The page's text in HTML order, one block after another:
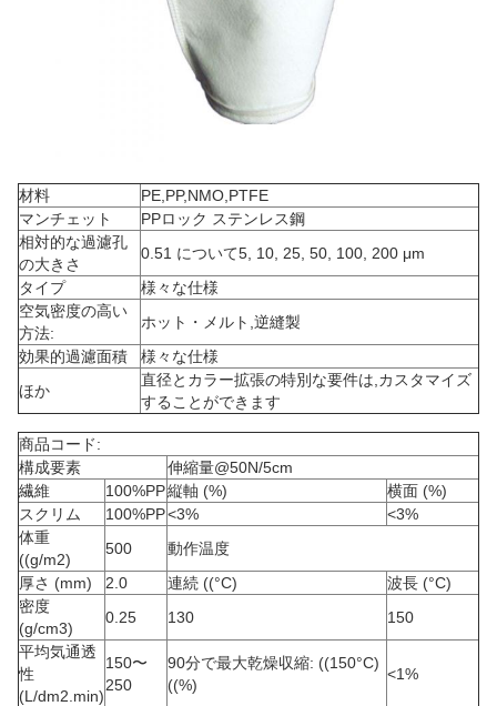
材料
PE,PP,NMO,PTFE
マンチェット
PPロック ステンレス鋼
相対的な過濾孔
の大きさ
0.51 について5, 10, 25, 50, 100, 200 μm
タイプ
様々な仕様
空気密度の高い
方法:
ホット・メルト,逆縫製
効果的過濾面積
様々な仕様
ほか
直径とカラー拡張の特別な要件は,カスタマイズ
することができます
商品コード:
構成要素
伸縮量@50N/5cm
繊維
100%PP縦軸 (%)
横面 (%)
スクリム
100%PP<3%
<3%
体重
((g/m2)
500
動作温度
厚さ (mm)
2.0 連続 ((°C)
波長 (°C)
密度
(g/cm3)
0.25 130
150
平均気通透
性
(L/dm2.min)
150〜
250
90分で最大乾燥収縮: ((150°C)
((%)
<1%